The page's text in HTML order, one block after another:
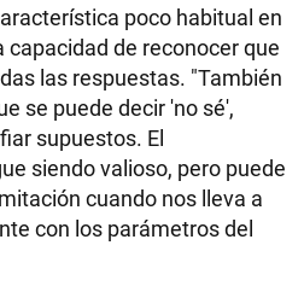
poco habitual en
de reconocer que
las respuestas. "También
se puede decir 'no sé',
supuestos. El
siendo valioso, pero puede
cuando nos lleva a
con los parámetros del